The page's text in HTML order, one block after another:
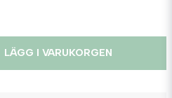
LÄGG I VARUKORGEN